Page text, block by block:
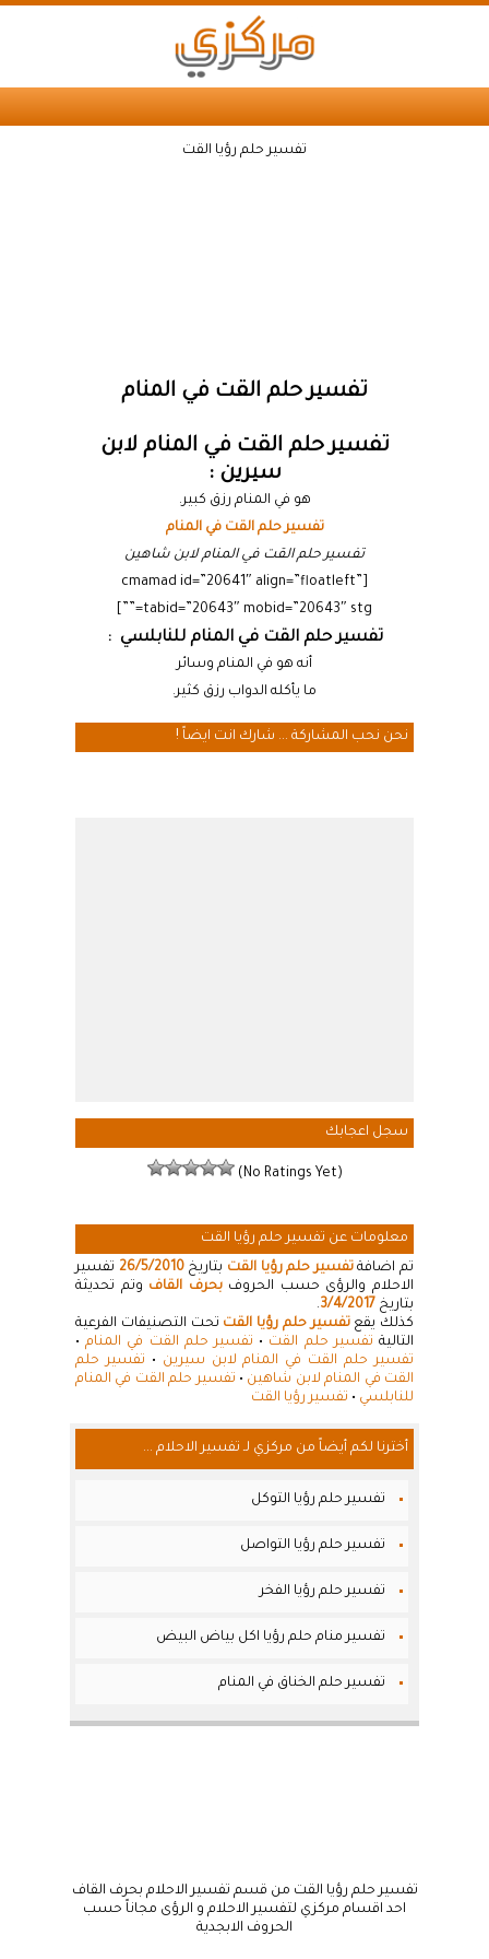
تفسير حلم رؤيا القت
تفسير حلم القت في المنام
تفسير حلم القت في المنام لابن
سيرين :
هو في المنام رزق كبير.
تفسير حلم القت في المنام
تفسير حلم القت في المنام لابن شاهين
[cmamad id=”20641″ align=”floatleft”
tabid=”20643″ mobid=”20643″ stg=””]
تفسير حلم القت في المنام للنابلسي :
أنه هو في المنام وسائر
ما يأكله الدواب رزق كثير.
نحن نحب المشاركة ... شارك انت ايضاً !
سجل اعجابك
(No Ratings Yet)
معلومات عن تفسير حلم رؤيا القت
تم اضافةتفسير حلم رؤيا القت بتاريخ26/5/2010 تفسير
الاحلام والرؤى حسب الحروفبحرف القاف وتم تحديثة
بتاريخ 3/4/2017
.
كذلك يقعتفسير حلم رؤيا القت تحت التصنيفات الفرعية
التالية تفسير حلم القت • تفسير حلم القت في المنام•
تفسير حلم القت في المنام لابن سيرين • تفسير حلم
القت في المنام لابن شاهين • تفسير حلم القت في المنام
للنابلسي • تفسير رؤيا القت
أخترنا لكم أيضاً من مركزي لـ تفسير الاحلام ...
تفسير حلم رؤيا التوكل
تفسير حلم رؤيا التواصل
تفسير حلم رؤيا الفخر
تفسير منام حلم رؤيا اكل بياض البيض
تفسير حلم الخناق في المنام
تفسير حلم رؤيا القت من قسم تفسير الاحلام بحرف القاف
احد اقسام مركزي لتفسير الاحلام و الرؤى مجاناً حسب
الحروف الابجدية